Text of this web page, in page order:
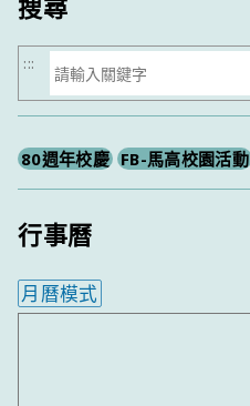
搜尋
搜
尋
:::
80週年校慶 FB-馬高校園活動
行事曆
月曆模式